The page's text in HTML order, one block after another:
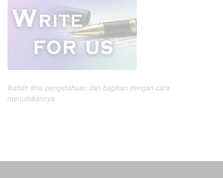
Ikatlah ilmu pengetahuan dan bagikan dengan cara
menuliskannya